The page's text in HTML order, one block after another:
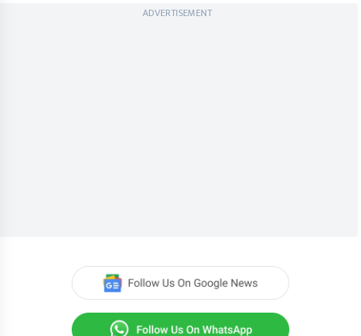
ADVERTISEMENT